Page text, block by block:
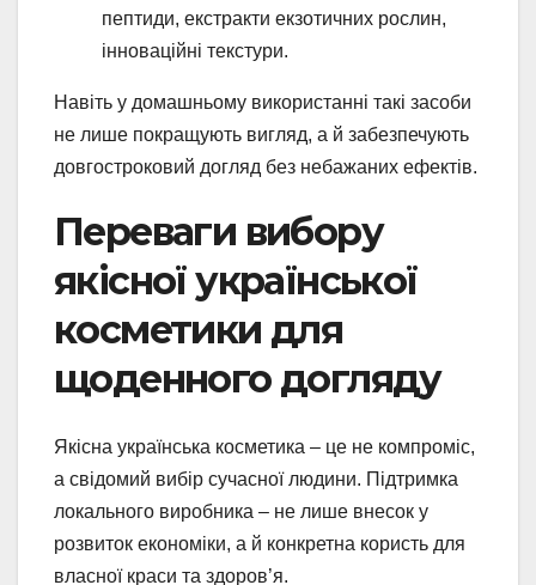
пептиди, екстракти екзотичних рослин,
інноваційні текстури.
Навіть у домашньому використанні такі засоби
не лише покращують вигляд, а й забезпечують
довгостроковий догляд без небажаних ефектів.
Переваги вибору
якісної української
косметики для
щоденного догляду
Якісна українська косметика – це не компроміс,
а свідомий вибір сучасної людини. Підтримка
локального виробника – не лише внесок у
розвиток економіки, а й конкретна користь для
власної краси та здоров’я.